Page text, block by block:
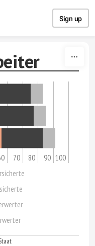
Sign up
70 80 90 100